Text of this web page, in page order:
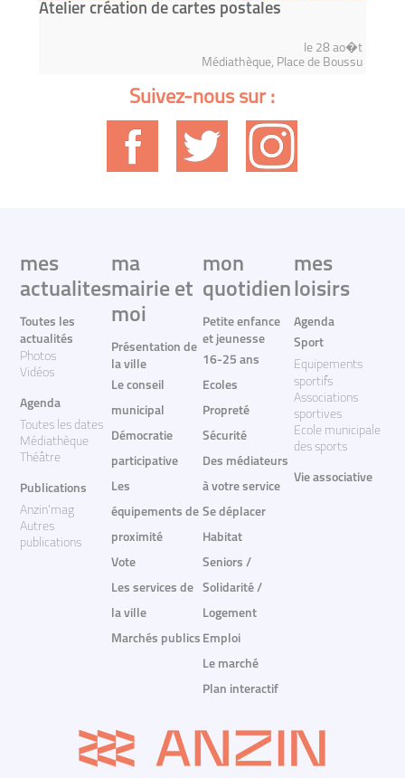
Atelier création de cartes postales
le 28 ao�t
Médiathèque, Place de Boussu
Suivez-nous sur :
mes
actualites
Toutes les
actualités
Photos
Vidéos
Agenda
Toutes les dates
Médiathèque
Théâtre
Publications
Anzin'mag
Autres
publications
ma
mairie et
moi
Présentation de
la ville
Le conseil
municipal
Démocratie
participative
Les
équipements de
proximité
Vote
Les services de
la ville
Marchés publics
mon
quotidien
Petite enfance
et jeunesse
16-25 ans
Ecoles
Propreté
Sécurité
Des médiateurs
à votre service
Se déplacer
Habitat
Seniors /
Solidarité /
Logement
Emploi
Le marché
Plan interactif
mes
loisirs
Agenda
Sport
Equipements
sportifs
Associations
sportives
Ecole municipale
des sports
Vie associative